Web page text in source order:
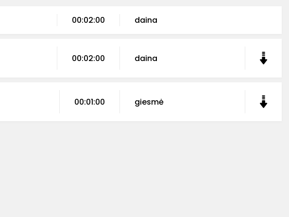
00:02:00 daina
00:02:00 daina
00:01:00 giesmė